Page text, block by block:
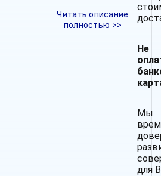
Читать описание
полностью >>
Не
Мы
для